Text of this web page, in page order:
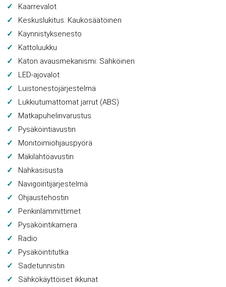
Kaarrevalot
Keskuslukitus: Kaukosäätöinen
Käynnistyksenesto
Kattoluukku
Katon avausmekanismi: Sähköinen
LED-ajovalot
Luistonestojärjestelmä
Lukkiutumattomat jarrut (ABS)
Matkapuhelinvarustus
Pysäköintiavustin
Monitoimiohjauspyörä
Mäkilähtöavustin
Nahkasisusta
Navigointijärjestelmä
Ohjaustehostin
Penkinlämmittimet
Pysäköintikamera
Radio
Pysäköintitutka
Sadetunnistin
Sähkökäyttöiset ikkunat